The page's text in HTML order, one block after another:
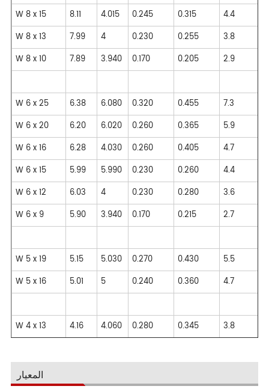
W 8 x 15
8.11 4.015 0.245 0.315 4.4
W 8 x 13
7.99 4 0.230 0.255 3.8
W 8 x 10
7.89 3.940 0.170 0.205 2.9
W 6 x 25 6.38 6.080 0.320 0.455 7.3
W 6 x 20
6.20 6.020 0.260 0.365 5.9
W 6 x 16
6.28 4.030 0.260 0.405 4.7
W 6 x 15
5.99 5.990 0.230 0.260 4.4
W 6 x 12
6.03 4 0.230 0.280 3.6
W 6 x 9
5.90 3.940 0.170 0.215 2.7
W 5 x 19 5.15 5.030 0.270 0.430 5.5
W 5 x 16
5.01 5 0.240 0.360 4.7
W 4 x 13 4.16 4.060 0.280 0.345 3.8
المعيار